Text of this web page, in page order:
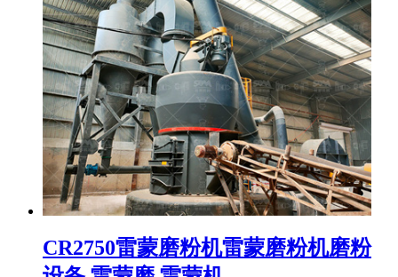
CR2750雷蒙磨粉机雷蒙磨粉机磨粉